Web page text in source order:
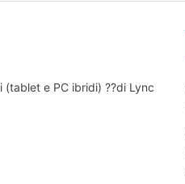
e PC ibridi) ??di Lync